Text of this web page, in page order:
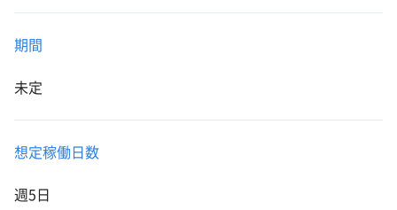
期間
未定
想定稼働日数
週5日